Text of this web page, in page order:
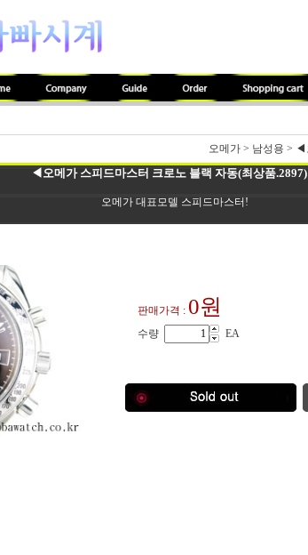
오메가 > 남성용 > ◀
◀오메가 스피드마스터 크로노 블랙 자동(최상품
오메가 대표모델 스피드마스터!
판매가격 : 0원
수량 EA